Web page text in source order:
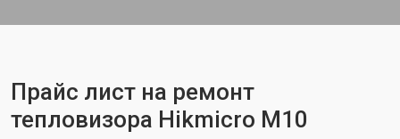
Прайс лист на ремонт
тепловизора Hikmicro M10